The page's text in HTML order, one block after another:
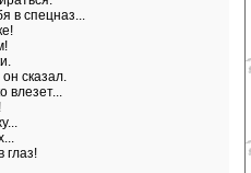
в спецназ...
сказал.
влезет...
глаз!